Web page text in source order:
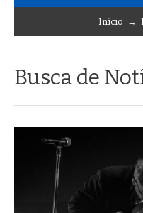
Início →
Busca de